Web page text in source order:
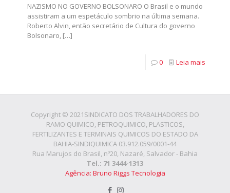
NAZISMO NO GOVERNO BOLSONARO O Brasil e o mundo
assistiram a um espetáculo sombrio na última semana.
Roberto Alvin, então secretário de Cultura do governo
Bolsonaro, […]
0 Leia mais
Copyright © 2021SINDICATO DOS TRABALHADORES DO
RAMO QUIMICO, PETROQUIMICO, PLASTICOS,
FERTILIZANTES E TERMINAIS QUIMICOS DO ESTADO DA
BAHIA-SINDIQUIMICA 03.912.059/0001-44
Rua Marujos do Brasil, nº20, Nazaré, Salvador - Bahia
Tel.: 71 3444-1313
Agência: Bruno Riggs Tecnologia